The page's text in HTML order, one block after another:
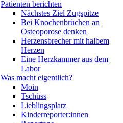
Patienten berichten
Nächstes Ziel Zugspitze
Bei Knochenbrüchen an
Osteoporose denken
Herzensbrecher mit halbem
Herzen
Eine Herzkammer aus dem
Labor
Was macht eigentlich?
Moin
Tschüss
Lieblingsplatz
Kinderreporter:innen